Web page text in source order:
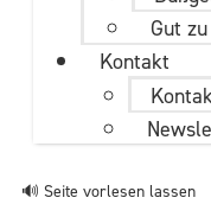
Gut
Kontakt
🔊 Seite vorlesen lassen